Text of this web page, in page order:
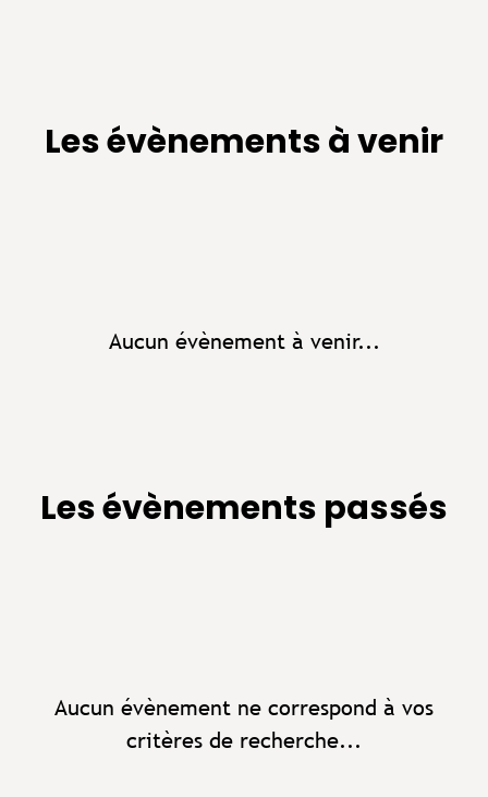
Les évènements à venir
Aucun évènement à venir...
Les évènements passés
Aucun évènement ne correspond à vos
critères de recherche...